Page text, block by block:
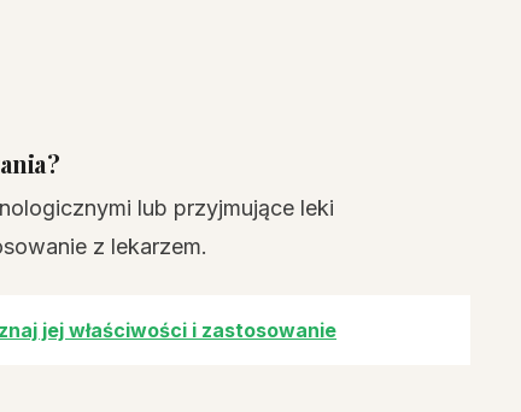
lub przyjmujące leki
z lekarzem.
jej właściwości i zastosowanie